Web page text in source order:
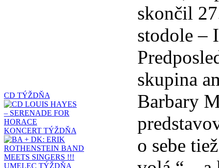
CD TÝŽDŇA
KONCERT TÝŽDŇA
UMELEC TÝŽDŇA
skončil
stodole –
skupina
Barbary
o sebe